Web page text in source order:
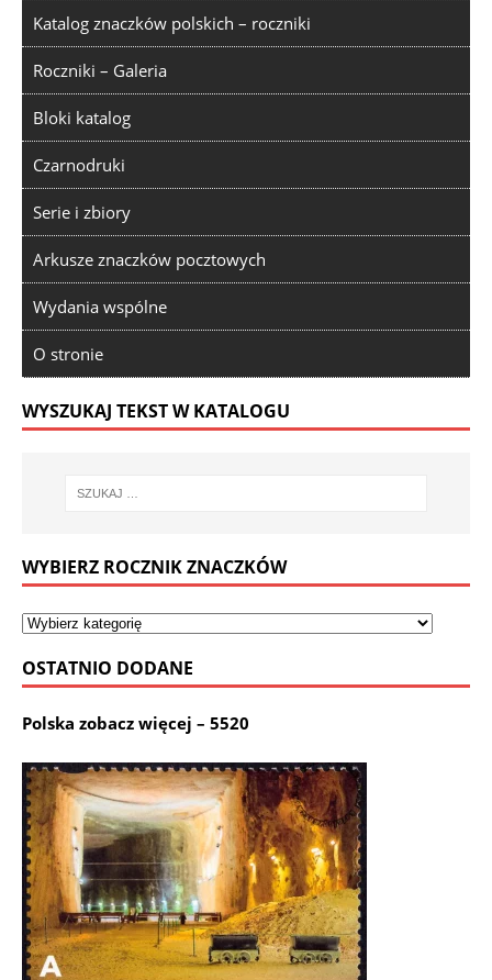
Katalog znaczków polskich – roczniki
Roczniki – Galeria
Bloki katalog
Czarnodruki
Serie i zbiory
Arkusze znaczków pocztowych
Wydania wspólne
O stronie
WYSZUKAJ TEKST W KATALOGU
WYBIERZ ROCZNIK ZNACZKÓW
OSTATNIO DODANE
Polska zobacz więcej – 5520